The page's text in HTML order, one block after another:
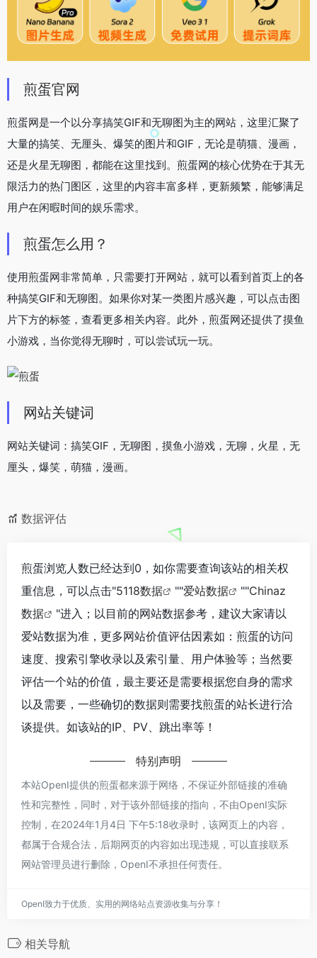
煎蛋官网
煎蛋网是一个以分享搞笑GIF和无聊图为主的网站，这里汇聚了
大量的搞笑、无厘头、爆笑的图片和GIF，无论是萌猫、漫画，
还是火星无聊图，都能在这里找到。煎蛋网的核心优势在于其无
限活力的热门图区，这里的内容丰富多样，更新频繁，能够满足
用户在闲暇时间的娱乐需求。
煎蛋怎么用？
使用煎蛋网非常简单，只需要打开网站，就可以看到首页上的各
种搞笑GIF和无聊图。如果你对某一类图片感兴趣，可以点击图
片下方的标签，查看更多相关内容。此外，煎蛋网还提供了摸鱼
小游戏，当你觉得无聊时，可以尝试玩一玩。
网站关键词
网站关键词：搞笑GIF，无聊图，摸鱼小游戏，无聊，火星，无
厘头，爆笑，萌猫，漫画。
数据评估
煎蛋浏览人数已经达到0，如你需要查询该站的相关权
重信息，可以点击"5118数据 ""爱站数据 ""Chinaz
数据
"进入；以目前的网站数据参考，建议大家请以
爱站数据为准，更多网站价值评估因素如：煎蛋的访问
速度、搜索引擎收录以及索引量、用户体验等；当然要
评估一个站的价值，最主要还是需要根据您自身的需求
以及需要，一些确切的数据则需要找煎蛋的站长进行洽
谈提供。如该站的IP、PV、跳出率等！
特别声明
本站OpenI提供的煎蛋都来源于网络，不保证外部链接的准确
性和完整性，同时，对于该外部链接的指向，不由OpenI实际
控制，在2024年1月4日 下午5:18收录时，该网页上的内容，
都属于合规合法，后期网页的内容如出现违规，可以直接联系
网站管理员进行删除，OpenI不承担任何责任。
OpenI致力于优质、实用的网络站点资源收集与分享！
相关导航